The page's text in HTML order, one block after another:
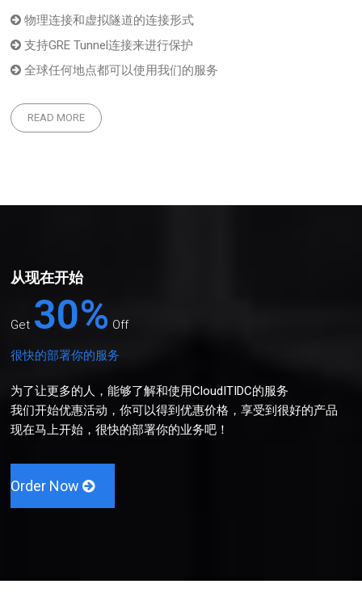
物理连接和虚拟隧道的连接形式
支持GRE Tunnel连接来进行保护
全球任何地点都可以使用我们的服务
READ MORE
从现在开始
Get 30% Off
很快的部署你的服务
为了让更多的人，能够了解和使用CloudITIDC的服务
我们开始优惠活动，你可以得到优惠价格，享受到很好的产品
现在马上开始，很快的部署你的业务吧！
Order Now